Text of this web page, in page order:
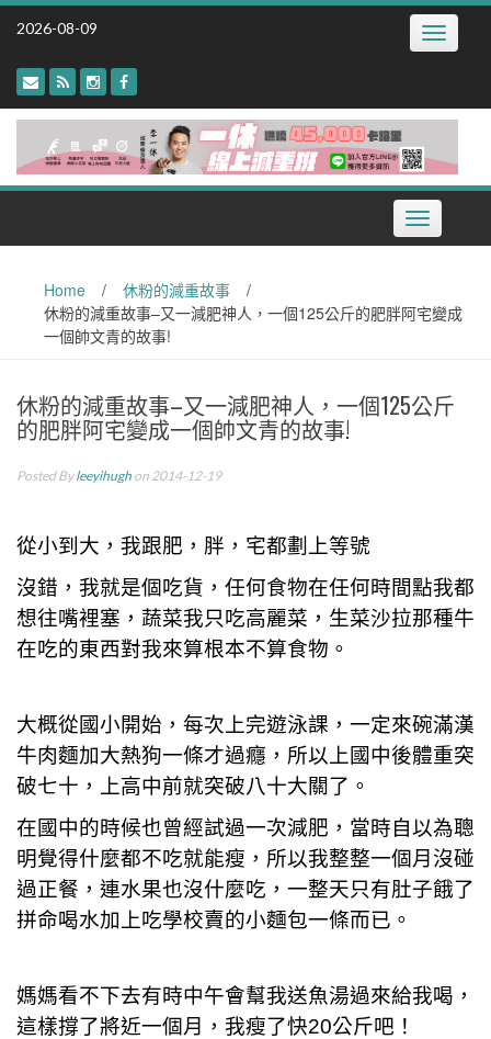
Skip
2026-08-09 Toggle
Toggle
navigation
Home / 休粉的減重故事
/
休粉的減重故事–又一減肥神人，一個125公斤的肥胖阿宅變成
一個帥文青的故事!
休粉的減重故事–又一減肥神人，一個125公斤
的肥胖阿宅變成一個帥文青的故事!
Posted Byleeyihugh on 2014-12-19
從小到大，我跟肥，胖，宅都劃上等號
沒錯，我就是個吃貨，任何食物在任何時間點我都
想往嘴裡塞，蔬菜我只吃高麗菜，生菜沙拉那種牛
在吃的東西對我來算根本不算食物。
大概從國小開始，每次上完遊泳課，一定來碗滿漢
牛肉麵加大熱狗一條才過癮，所以上國中後體重突
破七十，上高中前就突破八十大關了。
在國中的時候也曾經試過一次減肥，當時自以為聰
明覺得什麼都不吃就能瘦，所以我整整一個月沒碰
過正餐，連水果也沒什麼吃，一整天只有肚子餓了
拼命喝水加上吃學校賣的小麵包一條而已。
媽媽看不下去有時中午會幫我送魚湯過來給我喝，
這樣撐了將近一個月，我瘦了快20公斤吧！